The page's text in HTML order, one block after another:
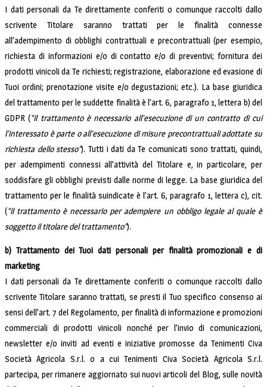
I dati personali da Te direttamente conferiti o comunque raccolti dallo
scrivente Titolare saranno trattati per le finalità connesse
all’adempimento di obblighi contrattuali e precontrattuali (per esempio,
richiesta di informazioni e/o di contatto e/o di preventivi; fornitura dei
prodotti vinicoli da Te richiesti; registrazione, elaborazione ed evasione di
Tuoi ordini; prenotazione visite e/o degustazioni; etc.). La base giuridica
del trattamento per le suddette finalità è l’art. 6, paragrafo 1, lettera b) del
GDPR (“il trattamento è necessario all’esecuzione di un contratto di cui
l’interessato è parte o all’esecuzione di misure precontrattuali adottate su
richiesta dello stesso”). Tutti i dati da Te comunicati sono trattati, quindi,
per adempimenti connessi all’attività del Titolare e, in particolare, per
soddisfare gli obblighi previsti dalle norme di legge. La base giuridica del
trattamento per le finalità suindicate è l’art. 6, paragrafo 1, lettera c), cit.
(“il trattamento è necessario per adempiere un obbligo legale al quale è
soggetto il titolare del trattamento”).
b) Trattamento dei Tuoi dati personali per finalità promozionali e di
marketing
I dati personali da Te direttamente conferiti o comunque raccolti dallo
scrivente Titolare saranno trattati, se presti il Tuo specifico consenso ai
sensi dell’art. 7 del Regolamento, per finalità di informazione e promozioni
commerciali di prodotti vinicoli nonché per l’invio di comunicazioni,
newsletter e/o inviti ad eventi e iniziative promosse da Tenimenti Civa
Società Agricola S.r.l. o a cui Tenimenti Civa Società Agricola S.r.l.
partecipa, per rimanere aggiornato sui nuovi articoli del Blog, sulle novità